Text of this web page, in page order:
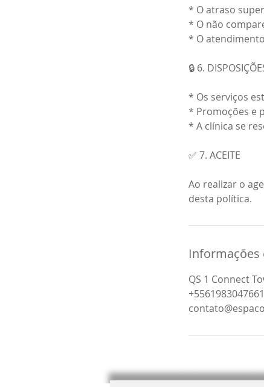
* O atraso
* O não
* O
🔒 6.
* Os serviços
* Promoções e
* A clínica se
✅ 7. ACEITE
Ao realizar o
desta política.
Informações
QS 1 Connect
+5561983047661